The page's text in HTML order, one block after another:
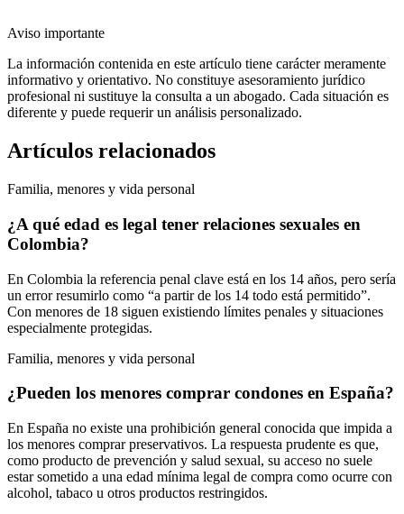
Aviso importante
La información contenida en este artículo tiene carácter meramente
informativo y orientativo. No constituye asesoramiento jurídico
profesional ni sustituye la consulta a un abogado. Cada situación es
diferente y puede requerir un análisis personalizado.
Artículos relacionados
Familia, menores y vida personal
¿A qué edad es legal tener relaciones sexuales en
Colombia?
En Colombia la referencia penal clave está en los 14 años, pero sería
un error resumirlo como “a partir de los 14 todo está permitido”.
Con menores de 18 siguen existiendo límites penales y situaciones
especialmente protegidas.
Familia, menores y vida personal
¿Pueden los menores comprar condones en España?
En España no existe una prohibición general conocida que impida a
los menores comprar preservativos. La respuesta prudente es que,
como producto de prevención y salud sexual, su acceso no suele
estar sometido a una edad mínima legal de compra como ocurre con
alcohol, tabaco u otros productos restringidos.